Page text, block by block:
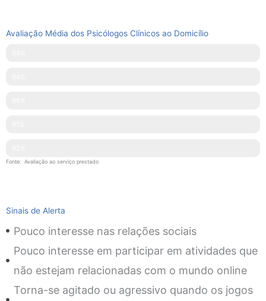
Avaliação Média dos Psicólogos Clínicos ao Domicílio
Fonte: Avaliação ao serviço prestado
Sinais de Alerta
Pouco interesse nas relações sociais
Pouco interesse em participar em atividades que
não estejam relacionadas com o mundo online
Torna-se agitado ou agressivo quando os jogos